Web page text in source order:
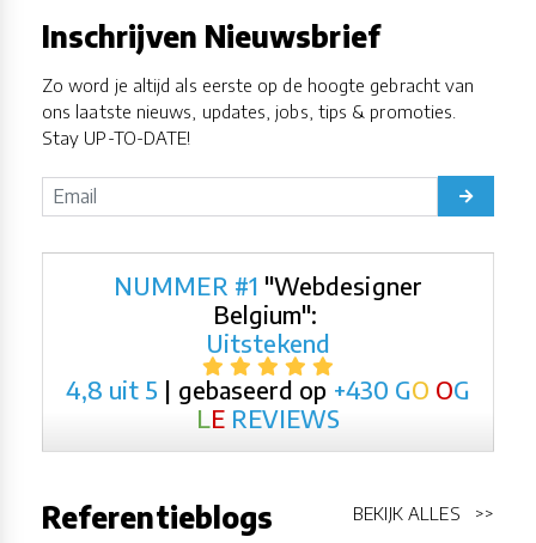
Inschrijven Nieuwsbrief
Zo word je altijd als eerste op de hoogte gebracht van
ons laatste nieuws, updates, jobs, tips & promoties.
Stay UP-TO-DATE!
NUMMER #1 "Webdesigner
Belgium":
Uitstekend
4,8 uit 5 | gebaseerd op +430 GO OG
LE REVIEWS
Referentieblogs BEKIJK ALLES >>